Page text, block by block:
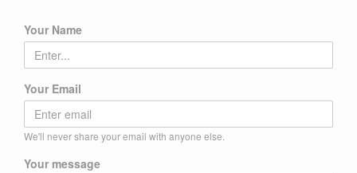
Your Name
Your Email
We'll never share your email with anyone else.
Your message